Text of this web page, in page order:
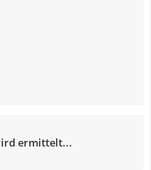
ermittelt...